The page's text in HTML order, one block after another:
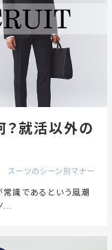
？就活以外の
スーツのシーン別マナー
常識であるという風潮
...